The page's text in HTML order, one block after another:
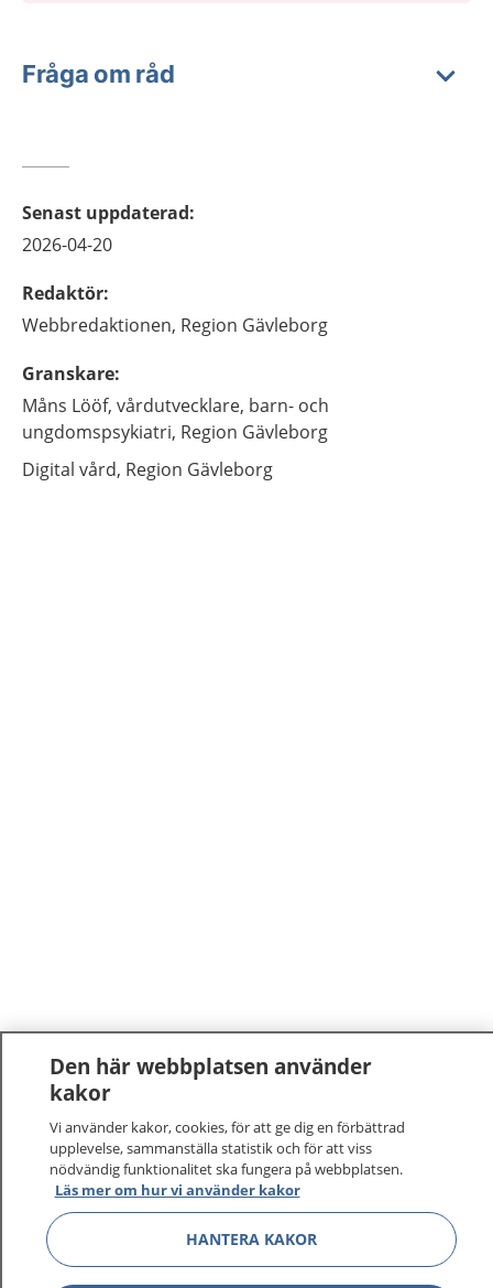
Fråga om råd
Senast uppdaterad:
2026-04-20
Redaktör:
Webbredaktionen, Region Gävleborg
Granskare:
Måns Lööf, vårdutvecklare, barn- och
ungdomspsykiatri, Region Gävleborg
Digital vård, Region Gävleborg
1177 –tryggt om din hälsa och vård
På 1177.se får du råd om hälsa och information om
sjukdomar och vilka mottagningar du kan kontakta.
Logga in för att läsa din journal och göra dina
vårdärenden. Ring telefonnummer 1177 för
sjukvårdsrådgivning dygnet runt.
Den här webbplatsen använder
kakor
Vi använder kakor, cookies, för att ge dig en förbättrad
upplevelse, sammanställa statistik och för att viss
nödvändig funktionalitet ska fungera på webbplatsen.
Läs mer om hur vi använder kakor
HANTERA KAKOR